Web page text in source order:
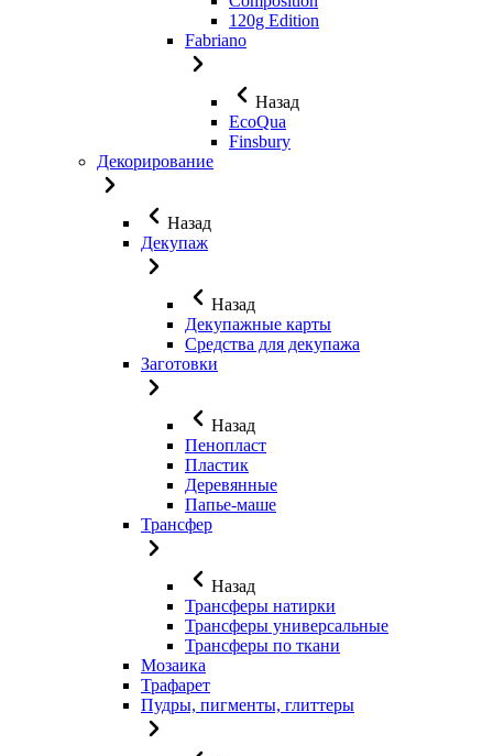
120g Edition
Fabriano
Назад
EcoQua
Finsbury
Декорирование
Назад
Декупаж
Назад
Декупажные карты
Средства для декупажа
Заготовки
Назад
Пенопласт
Пластик
Деревянные
Папье-маше
Трансфер
Назад
Трансферы натирки
Трансферы универсальные
Трансферы по ткани
Мозаика
Трафарет
Пудры, пигменты, глиттеры